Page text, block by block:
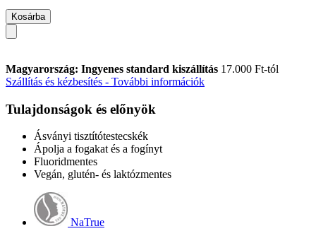
Kosárba
Magyarország: Ingyenes standard kiszállítás 17.000 Ft-tól
Szállítás és kézbesítés - További információk
Tulajdonságok és előnyök
Ásványi tisztítótestecskék
Ápolja a fogakat és a fogínyt
Fluoridmentes
Vegán, glutén- és laktózmentes
NaTrue